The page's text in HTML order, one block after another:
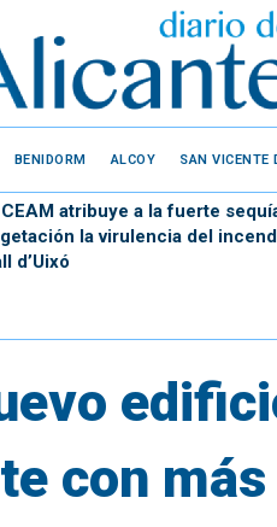
BENIDORM ALCOY SAN VICENTE
CEAM atribuye a la fuerte
la virulencia del
d’Uixó
con